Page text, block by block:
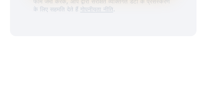
के लिए सहमति देते हैं गोपनीयता नीति.